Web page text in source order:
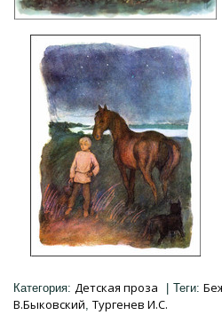
Категория: Детская проза Теги:
В.Быковский, Тургенев И.С.